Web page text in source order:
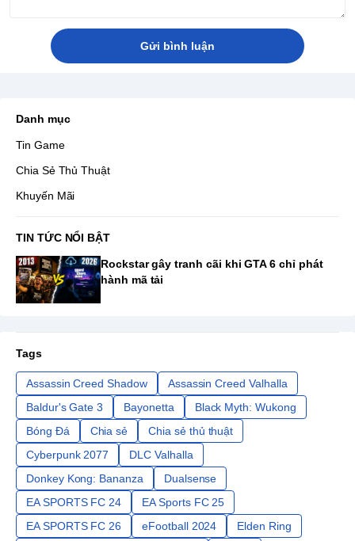
Gửi bình luận
Danh mục
Tin Game
Chia Sẻ Thủ Thuật
Khuyến Mãi
TIN TỨC NỔI BẬT
Rockstar gây tranh cãi khi GTA 6 chỉ phát
hành mã tải
Tags
Assassin Creed Shadow
Assassin Creed Valhalla
Baldur's Gate 3
Bayonetta
Black Myth: Wukong
Bóng Đá
Chia sẻ
Chia sẻ thủ thuật
Cyberpunk 2077
DLC Valhalla
Donkey Kong: Bananza
Dualsense
EA SPORTS FC 24
EA Sports FC 25
EA SPORTS FC 26
eFootball 2024
Elden Ring